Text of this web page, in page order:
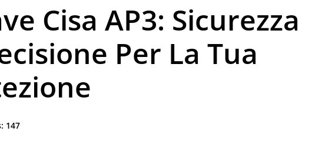
Cisa AP3: Sicurezza
Per La Tua
147